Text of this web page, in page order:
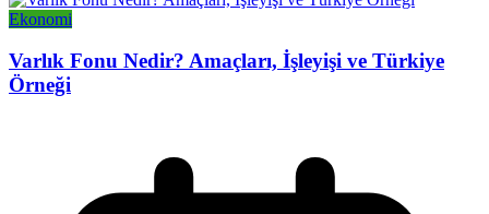
Ekonomi
Varlık Fonu Nedir? Amaçları, İşleyişi ve Türkiye
Örneği